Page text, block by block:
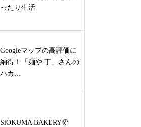
ったり生活
Googleマップの高評価に
納得！「麺や 丁」さんの
ハカ…
SiOKUMA BAKERY🥐